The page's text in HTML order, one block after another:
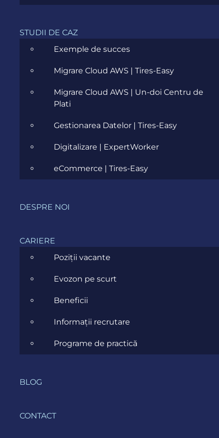
Business email
Company
Job title
participate
this event from
Terms and
STUDII DE CAZ
Exemple de succes
Migrare Cloud AWS | Tires-Easy
Migrare Cloud AWS | Un-doi Centru de
Plati
Gestionarea Datelor | Tires-Easy
Digitalizare | ExpertWorker
eCommerce | Tires-Easy
DESPRE NOI
CARIERE
Poziții vacante
Evozon pe scurt
Beneficii
Informații recrutare
Programe de practică
BLOG
CONTACT